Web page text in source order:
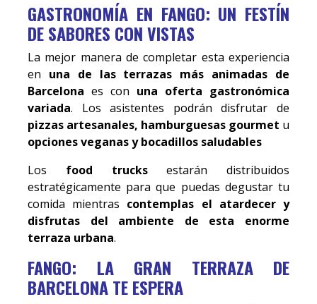
GASTRONOMÍA EN FANGO: UN FESTÍN
DE SABORES CON VISTAS
La mejor manera de completar esta experiencia
en una de las terrazas más animadas de
Barcelona es con una oferta gastronómica
variada. Los asistentes podrán disfrutar de
pizzas artesanales, hamburguesas gourmet u
opciones veganas y bocadillos saludables
Los food trucksestarán distribuidos
estratégicamente para que puedas degustar tu
comida mientras contemplas el atardecer y
disfrutas del ambiente de esta enorme
terraza urbana.
FANGO: LA GRAN TERRAZA DE
BARCELONA TE ESPERA